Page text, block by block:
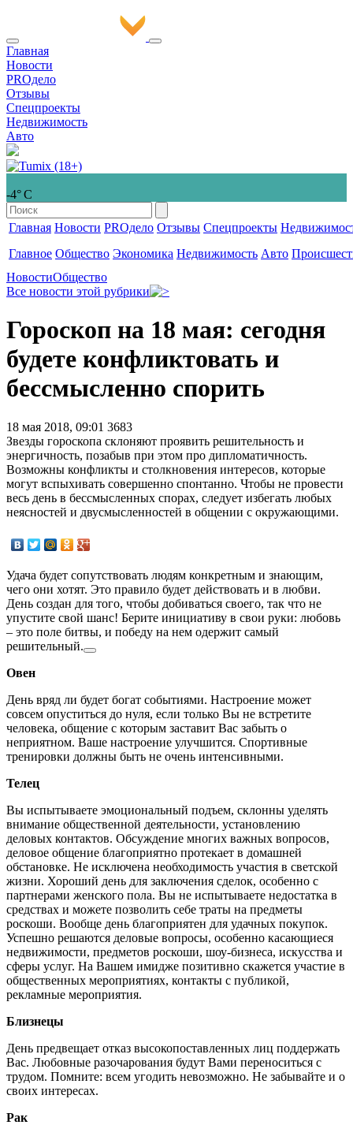
Главная
Новости
PROдело
Отзывы
Спецпроекты
Недвижимость
Авто
-4° С
Главная Новости PROдело Отзывы Спецпроекты
Главное Общество Экономика Недвижимость Авто
НовостиОбщество
Все новости этой рубрики
Гороскоп на 18 мая: сегодня
будете конфликтовать и
бессмысленно спорить
18 мая 2018, 09:01 3683
Звезды гороскопа склоняют проявить решительность и
энергичность, позабыв при этом про дипломатичность.
Возможны конфликты и столкновения интересов, которые
могут вспыхивать совершенно спонтанно. Чтобы не провести
весь день в бессмысленных спорах, следует избегать любых
неясностей и двусмысленностей в общении с окружающими.
Удача будет сопутствовать людям конкретным и знающим,
чего они хотят. Это правило будет действовать и в любви.
День создан для того, чтобы добиваться своего, так что не
упустите свой шанс! Берите инициативу в свои руки: любовь
– это поле битвы, и победу на нем одержит самый
решительный.
Овен
День вряд ли будет богат событиями. Настроение может
совсем опуститься до нуля, если только Вы не встретите
человека, общение с которым заставит Вас забыть о
неприятном. Ваше настроение улучшится. Спортивные
тренировки должны быть не очень интенсивными.
Телец
Вы испытываете эмоциональный подъем, склонны уделять
внимание общественной деятельности, установлению
деловых контактов. Обсуждение многих важных вопросов,
деловое общение благоприятно протекает в домашней
обстановке. Не исключена необходимость участия в светской
жизни. Хороший день для заключения сделок, особенно с
партнерами женского пола. Вы не испытываете недостатка в
средствах и можете позволить себе траты на предметы
роскоши. Вообще день благоприятен для удачных покупок.
Успешно решаются деловые вопросы, особенно касающиеся
недвижимости, предметов роскоши, шоу-бизнеса, искусства и
сферы услуг. На Вашем имидже позитивно скажется участие в
общественных мероприятиях, контакты с публикой,
рекламные мероприятия.
Близнецы
День предвещает отказ высокопоставленных лиц поддержать
Вас. Любовные разочарования будут Вами переноситься с
трудом. Помните: всем угодить невозможно. Не забывайте и о
своих интересах.
Рак